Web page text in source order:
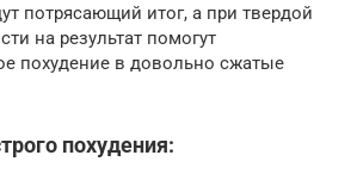
потрясающий итог, а при твердой
на результат помогут
похудение в довольно сжатые
похудения: